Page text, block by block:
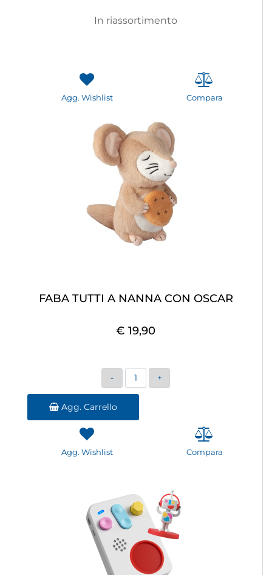
In riassortimento
Agg. Wishlist Compara
FABA TUTTI A NANNA CON OSCAR
€ 19,90
Quantità
Agg. Carrello
Agg. Wishlist Compara